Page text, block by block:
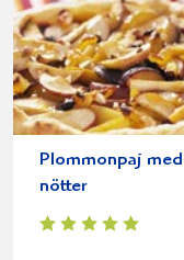
Plommonpaj med
nötter